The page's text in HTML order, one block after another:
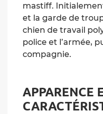
mastiff.
et la garde de
chien de travail
police et l’armée,
compagnie.
APPARENCE